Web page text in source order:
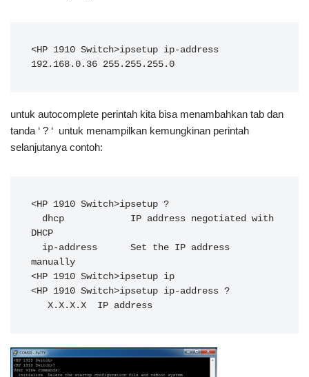
<HP 1910 Switch>ipsetup ip-address
192.168.0.36 255.255.255.0
untuk autocomplete perintah kita bisa menambahkan tab dan
tanda ‘ ? ‘ untuk menampilkan kemungkinan perintah
selanjutanya contoh:
<HP 1910 Switch>ipsetup ?
dhcp            IP address negotiated with
DHCP
manually
<HP 1910 Switch>ipsetup ip
<HP 1910 Switch>ipsetup ip-address ?
   X.X.X.X  IP address